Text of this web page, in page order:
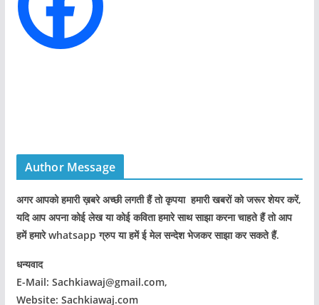
s
Author Message
अगर आपको हमारी ख़बरे अच्छी लगती हैं तो कृपया हमारी खबरों को जरूर शेयर करें,
यदि आप अपना कोई लेख या कोई कविता हमारे साथ साझा करना चाहते हैं तो आप
हमें हमारे whatsapp ग्रुप या हमें ई मेल सन्देश भेजकर साझा कर सकते हैं.
धन्यवाद
E-Mail: Sachkiawaj@gmail.com,
Website: Sachkiawaj.com